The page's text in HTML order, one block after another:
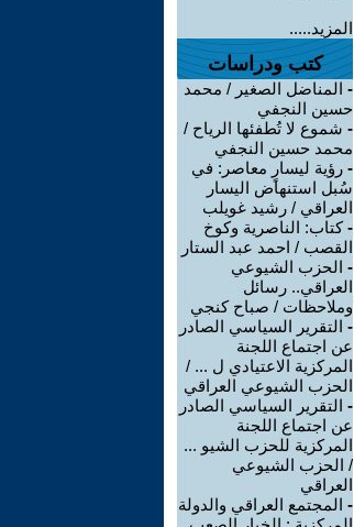
المزيد.....
كتب ودراسات
- المناضل الصغير / محمد
حسين النجفي
- شموع لا تُطفئها الرياح /
محمد حسين النجفي
- رؤية ليسارٍ معاصر: في
سُبل استنهاض اليسار
العراقي / رشيد غويلب
-كتاب: الناصرية وكوخ
القصب / احمد عبد الستار
- الحزب الشيوعي
العراقي.. رسائل
وملاحظات / صباح كنجي
- التقرير السياسي الصادر
عن اجتماع اللجنة
المركزية الاعتيادي ل ... /
الحزب الشيوعي العراقي
- التقرير السياسي الصادر
عن اجتماع اللجنة
المركزية للحزب الشيو ...
/ الحزب الشيوعي
العراقي
- المجتمع العراقي والدولة